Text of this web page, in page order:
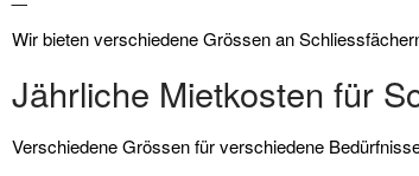
Wir bieten verschiedene Grössen an
Jährliche Mietkosten für
Verschiedene Grössen für verschiedene